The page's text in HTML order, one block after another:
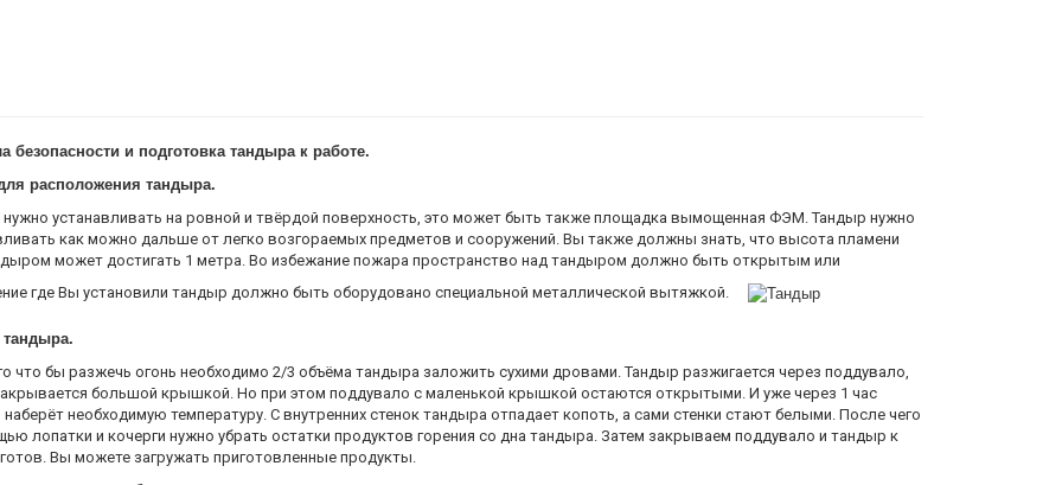
безопасности и подготовка тандыра к работе.
расположения тандыра.
устанавливать на ровной и твёрдой поверхность, это может быть также площадка вымощенная ФЭМ. Тандыр нужно
как можно дальше от легко возгораемых предметов и сооружений. Вы также должны знать, что высота пламени
может достигать 1 метра. Во избежание пожара пространство над тандыром должно быть открытым или
где Вы установили тандыр должно быть оборудовано специальной металлической вытяжкой.
тандыра.
что бы разжечь огонь необходимо 2/3 объёма тандыра заложить сухими дровами. Тандыр разжигается через поддувало,
большой крышкой. Но при этом поддувало с маленькой крышкой остаются открытыми. И уже через 1 час
необходимую температуру. С внутренних стенок тандыра отпадает копоть, а сами стенки стают белыми. После чего
лопатки и кочерги нужно убрать остатки продуктов горения со дна тандыра. Затем закрываем поддувало и тандыр к
Вы можете загружать приготовленные продукты.